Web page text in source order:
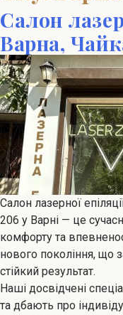
Салон
Варна,
Салон лазерної
206 у Варні — це
комфорту та
нового покоління, що
стійкий результат.
Наші досвідчені
та дбають про